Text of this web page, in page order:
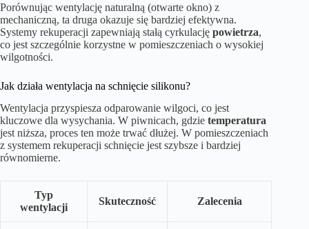
Porównując wentylację naturalną (otwarte okno) z
mechaniczną, ta druga okazuje się bardziej efektywna.
Systemy rekuperacji zapewniają stałą cyrkulację powietrza,
co jest szczególnie korzystne w pomieszczeniach o wysokiej
wilgotności.
Jak działa wentylacja na schnięcie silikonu?
Wentylacja przyspiesza odparowanie wilgoci, co jest
kluczowe dla wysychania. W piwnicach, gdzie temperatura
jest niższa, proces ten może trwać dłużej. W pomieszczeniach
z systemem rekuperacji schnięcie jest szybsze i bardziej
równomierne.
Typ
wentylacji
Skuteczność Zalecenia